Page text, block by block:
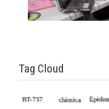
Tag Cloud